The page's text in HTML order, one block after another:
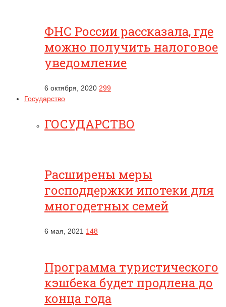
ФНС России рассказала, где
можно получить налоговое
уведомление
6 октября, 2020 299
Государство
ГОСУДАРСТВО
Расширены меры
господдержки ипотеки для
многодетных семей
6 мая, 2021 148
Программа туристического
кэшбека будет продлена до
конца года